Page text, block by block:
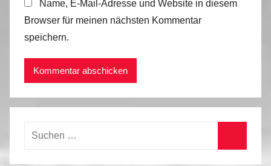
Name, E-Mail-Adresse und Website in diesem
Browser für meinen nächsten Kommentar
speichern.
Suchen